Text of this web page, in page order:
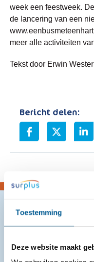
Toestemming
Deze website maakt
week een feestweek.
de lancering van een
meer alle activiteiten
Tekst door Erwin
Bericht delen: